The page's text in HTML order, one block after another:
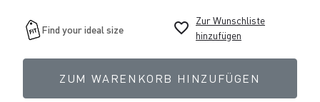
favorite_border
Zur Wunschliste
hinzufügen
ZUM WARENKORB HINZUFÜGEN